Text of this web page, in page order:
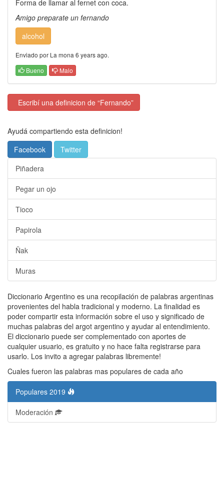
Forma de llamar al fernet con coca.
Amigo preparate un fernando
alcohol
Enviado por La mona 6 years ago.
Bueno
Malo
Escribí una definicion de “Fernando”
Ayudá compartiendo esta definicion!
Facebook
Twitter
Piñadera
Pegar un ojo
Tioco
Papirola
Ñak
Muras
Diccionario Argentino es una recopilación de palabras argentinas
provenientes del habla tradicional y moderno. La finalidad es
poder compartir esta información sobre el uso y significado de
muchas palabras del argot argentino y ayudar al entendimiento.
El diccionario puede ser complementado con aportes de
cualquier usuario, es gratuito y no hace falta registrarse para
usarlo. Los invito a agregar palabras libremente!
Cuales fueron las palabras mas populares de cada año
Populares 2019
Moderación